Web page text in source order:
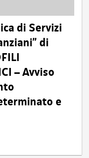
di Servizi
di
– Avviso
e